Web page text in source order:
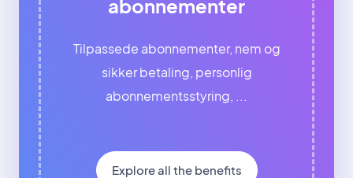
abonnementer
Tilpassede abonnementer, nem og
sikker betaling, personlig
abonnementsstyring, ...
Explore all the benefits